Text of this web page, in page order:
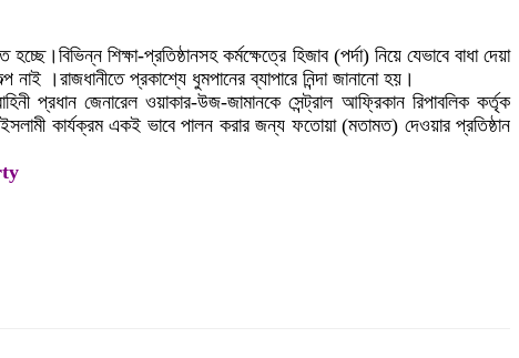
শিক্ষা-প্রতিষ্ঠানসহ কর্মক্ষেত্রে হিজাব (পর্দা) নিয়ে যেভাবে বাধা দেয়া
।রাজধানীতে প্রকাশ্যে ধুমপানের ব্যাপারে নিন্দা জানানো হয়।
প্রধান জেনারেল ওয়াকার-উজ-জামানকে সেন্ট্রাল আফ্রিকান রিপাবলিক কর্তৃক
ইসলামী কার্যক্রম একই ভাবে পালন করার জন্য ফতোয়া (মতামত) দেওয়ার প্রতিষ্ঠান